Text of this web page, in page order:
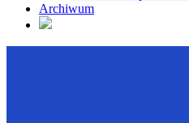
Archiwum